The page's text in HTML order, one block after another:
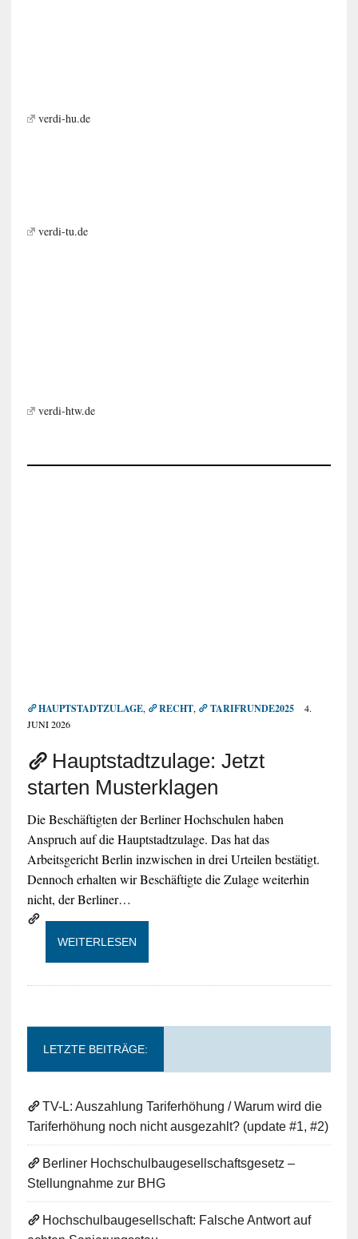
verdi-hu.de
verdi-tu.de
verdi-htw.de
HAUPTSTADTZULAGE, RECHT, TARIFRUNDE2025
4.
JUNI 2026
Hauptstadtzulage: Jetzt
starten Musterklagen
Die Beschäftigten der Berliner Hochschulen haben
Anspruch auf die Hauptstadtzulage. Das hat das
Arbeitsgericht Berlin inzwischen in drei Urteilen bestätigt.
Dennoch erhalten wir Beschäftigte die Zulage weiterhin
nicht, der Berliner…
WEITERLESEN
LETZTE BEITRÄGE:
TV-L: Auszahlung Tariferhöhung / Warum wird die
Tariferhöhung noch nicht ausgezahlt? (update #1, #2)
Berliner Hochschulbaugesellschaftsgesetz –
Stellungnahme zur BHG
Hochschulbaugesellschaft: Falsche Antwort auf